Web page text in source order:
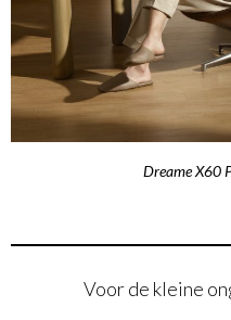
Dreame X60
Voor de kleine